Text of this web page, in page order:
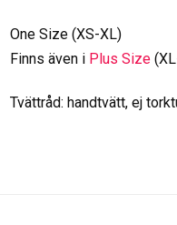
One Size (XS-XL)
Finns även i Plus Size
Tvättråd: handtvätt, ej